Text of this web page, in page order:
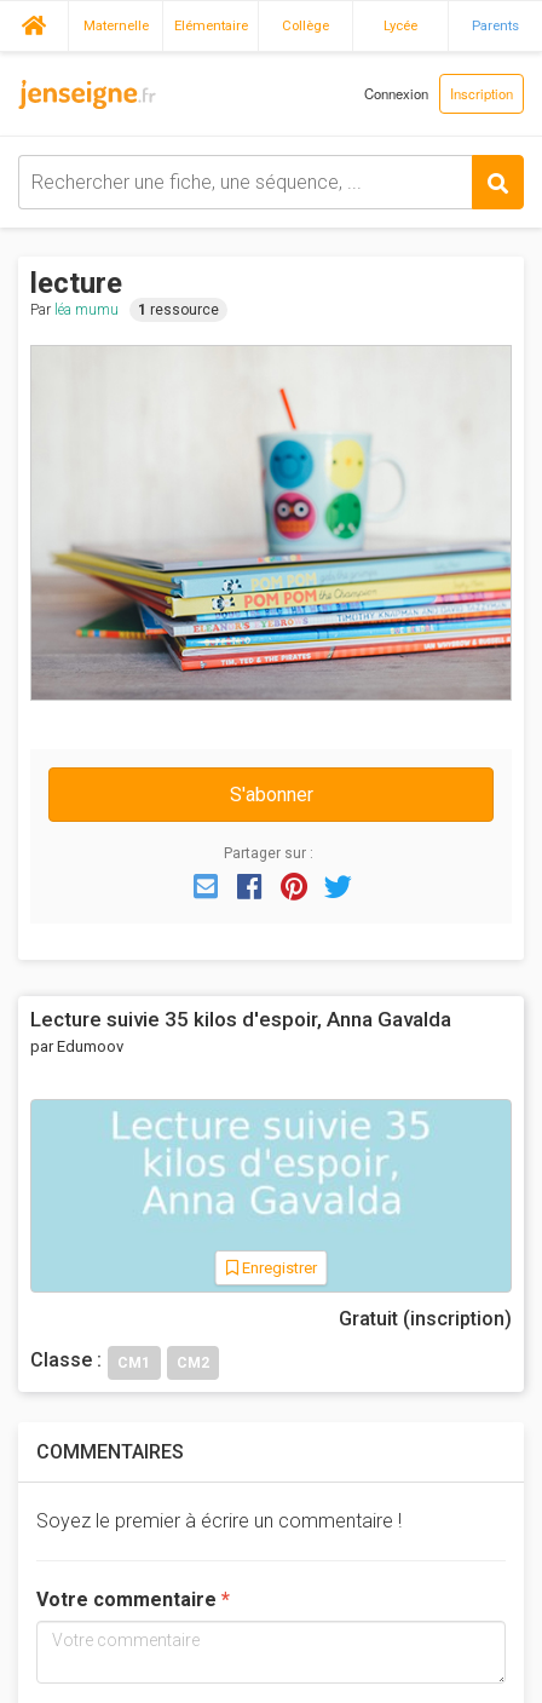
Maternelle Elémentaire Collège Lycée Parents
Connexion Inscription
lecture
Par léa mumu 1 ressource
S'abonner
Partager sur :
EmailFacebook
Pinterest
Lecture suivie 35 kilos d'espoir, Anna Gavalda
par Edumoov
Enregistrer
Gratuit (inscription)
Classe :
CM1 CM2
COMMENTAIRES
Soyez le premier à écrire un commentaire !
Votre commentaire